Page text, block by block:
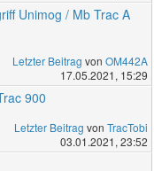
Unimog / Mb Trac A
Letzter Beitrag von OM442A
17.05.2021, 15:29
900
Letzter Beitrag von TracTobi
03.01.2021, 23:52